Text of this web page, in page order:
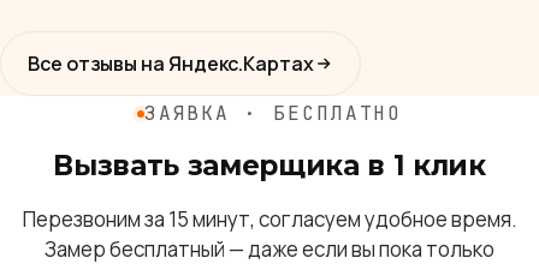
Все отзывы на Яндекс.Картах
ЗАЯВКА · БЕСПЛАТНО
Вызвать замерщика в 1 клик
Перезвоним за 15 минут, согласуем удобное время.
Замер бесплатный — даже если вы пока только